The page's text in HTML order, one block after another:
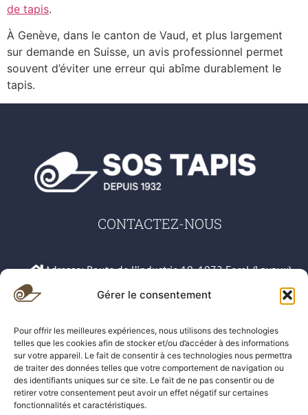
Gérer le consentement
Pour offrir les meilleures expériences, nous utilisons des technologies
telles que les cookies afin de stocker et/ou d’accéder à des informations
sur votre appareil. Le fait de consentir à ces technologies nous permettra
de traiter des données telles que votre comportement de navigation ou
des identifiants uniques sur ce site. Le fait de ne pas consentir ou de
retirer votre consentement peut avoir un effet négatif sur certaines
fonctionnalités et caractéristiques.
de tapis.
À Genève, dans le canton de Vaud, et plus largement
sur demande en Suisse, un avis professionnel permet
souvent d’éviter une erreur qui abîme durablement le
tapis.
CONTACTEZ-NOUS
Adresse: Route de l’industrie 19, 1072 Forel (Lavaux)
079 583 42 66
021 311 78 61
sos.tapis@hotmail.com
Demande de devis gratuit